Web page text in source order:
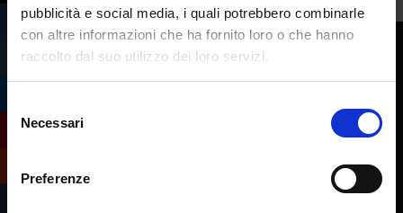
pubblicità e social media, i quali potrebbero combinarle
con altre informazioni che ha fornito loro o che hanno
raccolto dal suo utilizzo dei loro servizi.
delNecessari
Preferenze